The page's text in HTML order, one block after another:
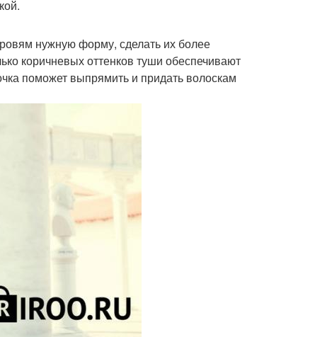
нужную форму, сделать их более
коричневых оттенков туши обеспечивают
поможет выпрямить и придать волоскам